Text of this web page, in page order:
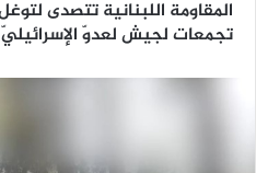
تجمعات لجيش لعدوّ الإسرائيليّ